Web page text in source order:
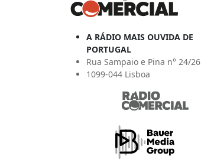
A RÁDIO MAIS OUVIDA DE
PORTUGAL
Rua Sampaio e Pina n° 24/26
1099-044 Lisboa